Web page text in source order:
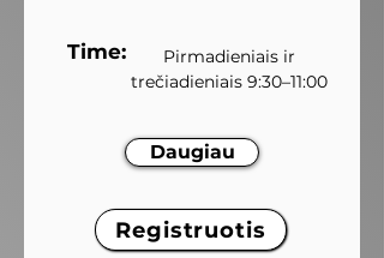
Time:
Pirmadieniais ir
trečiadieniais 9:30–11:00
Daugiau
Registruotis